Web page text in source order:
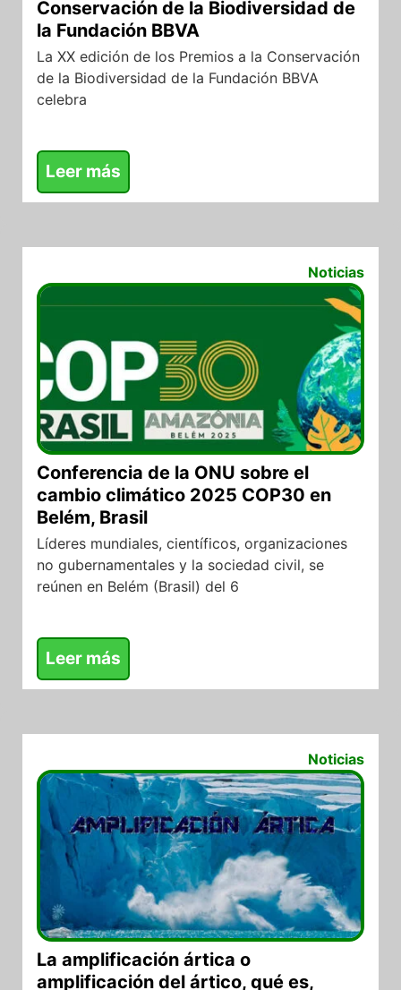
Conservación de la Biodiversidad de
la Fundación BBVA
La XX edición de los Premios a la Conservación
de la Biodiversidad de la Fundación BBVA
celebra
Leer más
Noticias
Conferencia de la ONU sobre el
cambio climático 2025 COP30 en
Belém, Brasil
Líderes mundiales, científicos, organizaciones
no gubernamentales y la sociedad civil, se
reúnen en Belém (Brasil) del 6
Leer más
Noticias
La amplificación ártica o
amplificación del ártico, qué es,